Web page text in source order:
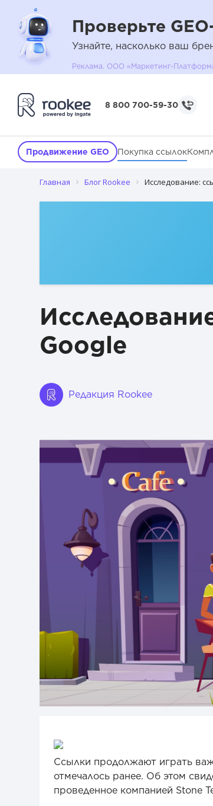
Проверьте
Узнайте, насколько ваш
Реклама. ООО «Маркетинг-
8 800 700-59-30
Продвижение GEO Покупка ссылок
Главная Блог Rookee Исследование:
Google
Редакция Rookee
Ссылки продолжают играть
отмечалось ранее. Об этом
проведенное компанией Stone